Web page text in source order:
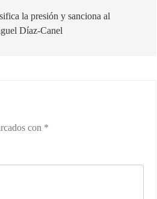
la presión y sanciona al
Díaz-Canel
con *